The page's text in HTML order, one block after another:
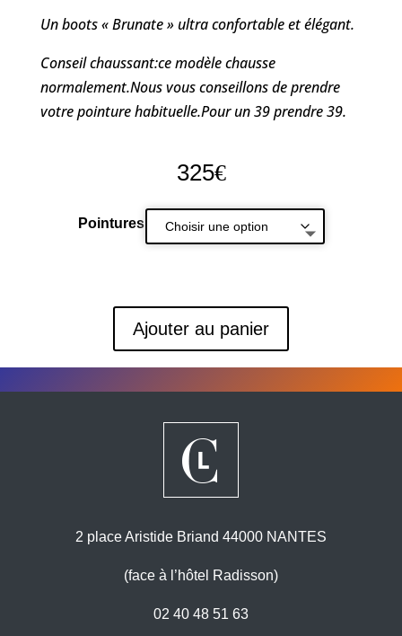
Un boots « Brunate » ultra confortable et élégant.
Conseil chaussant:ce modèle chausse
normalement.Nous vous conseillons de prendre
votre pointure habituelle.Pour un 39 prendre 39.
325€
Pointures
Ajouter au panier
2 place Aristide Briand 44000 NANTES
(face à l’hôtel Radisson)
02 40 48 51 63